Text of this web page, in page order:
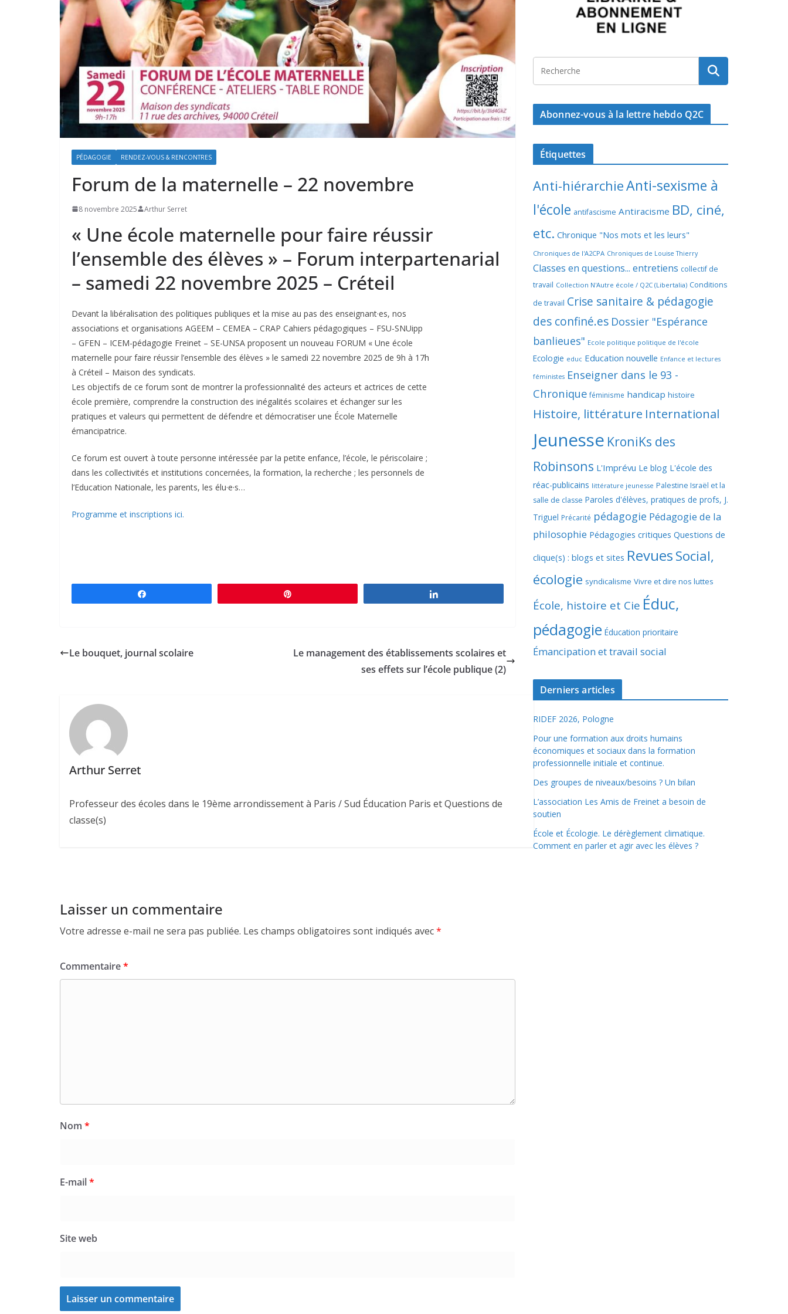
PÉDAGOGIE RENDEZ-VOUS & RENCONTRES
Forum de la maternelle – 22 novembre
8 novembre 2025 Arthur Serret
« Une école maternelle pour faire réussir
l’ensemble des élèves » – Forum interpartenarial
– samedi 22 novembre 2025 – Créteil
Devant la libéralisation des politiques publiques et la mise au pas des enseignant·es, nos
associations et organisations AGEEM – CEMEA – CRAP Cahiers pédagogiques – FSU-SNUipp
– GFEN – ICEM-pédagogie Freinet – SE-UNSA proposent un nouveau FORUM « Une école
maternelle pour faire réussir l’ensemble des élèves » le samedi 22 novembre 2025 de 9h à 17h
à Créteil – Maison des syndicats.
Les objectifs de ce forum sont de montrer la professionnalité des acteurs et actrices de cette
école première, comprendre la construction des inégalités scolaires et échanger sur les
pratiques et valeurs qui permettent de défendre et démocratiser une École Maternelle
émancipatrice.
Ce forum est ouvert à toute personne intéressée par la petite enfance, l’école, le périscolaire ;
dans les collectivités et institutions concernées, la formation, la recherche ; les personnels de
l’Education Nationale, les parents, les élu·e·s…
Programme et inscriptions ici.
Le bouquet, journal scolaire
Le management des établissements scolaires et
ses effets sur l’école publique (2)
Arthur Serret
Professeur des écoles dans le 19ème arrondissement à Paris / Sud Éducation Paris et Questions de
classe(s)
Laisser un commentaire
Votre adresse e-mail ne sera pas publiée. Les champs obligatoires sont indiqués avec*
Commentaire*
Nom *
E-mail*
Site web
Abonnez-vous à la lettre hebdo Q2C
Étiquettes
Anti-hiérarchieAnti-sexisme à
l'école antifascisme Antiracisme BD, ciné,
etc. Chronique "Nos mots et les leurs"
Chroniques de l'A2CPA Chroniques de Louise Thierry
Classes en questions... entretiens collectif de
travail Collection N'Autre école / Q2C (Libertalia) Conditions
de travail Crise sanitaire & pédagogie
des confiné.es Dossier "Espérance
banlieues" Ecole politique politique de l'école
Ecologie educ Education nouvelle Enfance et lectures
féministes Enseigner dans le 93 -
Chronique féminisme handicap histoire
Histoire, littérature International
Jeunesse KroniKs des
Robinsons L'Imprévu Le blog L'école des
réac-publicains littérature jeunesse Palestine Israël et la
salle de classe Paroles d'élèves, pratiques de profs, J.
Triguel Précarité pédagogie Pédagogie de la
philosophie Pédagogies critiques Questions de
clique(s) : blogs et sites RevuesSocial,
écologie syndicalisme Vivre et dire nos luttes
École, histoire et Cie Éduc,
pédagogie Éducation prioritaire
Émancipation et travail social
Derniers articles
RIDEF 2026, Pologne
Pour une formation aux droits humains
économiques et sociaux dans la formation
professionnelle initiale et continue.
Des groupes de niveaux/besoins ? Un bilan
L’association Les Amis de Freinet a besoin de
soutien
École et Écologie. Le dérèglement climatique.
Comment en parler et agir avec les élèves ?